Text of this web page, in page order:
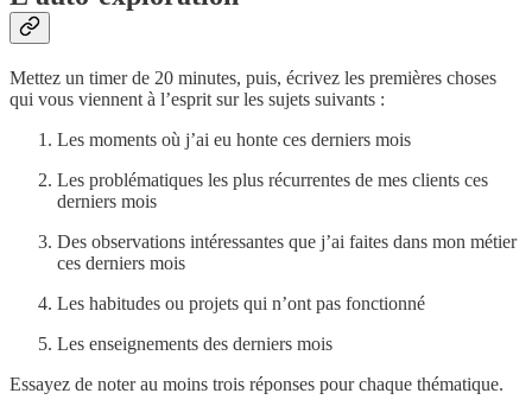
Mettez un timer de 20 minutes, puis, écrivez les premières choses
qui vous viennent à l’esprit sur les sujets suivants :
Les moments où j’ai eu honte ces derniers mois
Les problématiques les plus récurrentes de mes clients ces
derniers mois
Des observations intéressantes que j’ai faites dans mon métier
ces derniers mois
Les habitudes ou projets qui n’ont pas fonctionné
Les enseignements des derniers mois
Essayez de noter au moins trois réponses pour chaque thématique.